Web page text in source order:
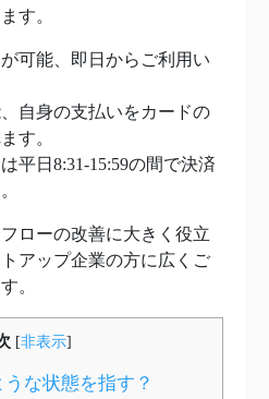
す。
可能、即日からご利用い
自身の支払いをカードの
す。
平日8:31-15:59の間で決済
ローの改善に大きく役立
アップ企業の方に広くご
。
[非表示]
うな状態を指す？